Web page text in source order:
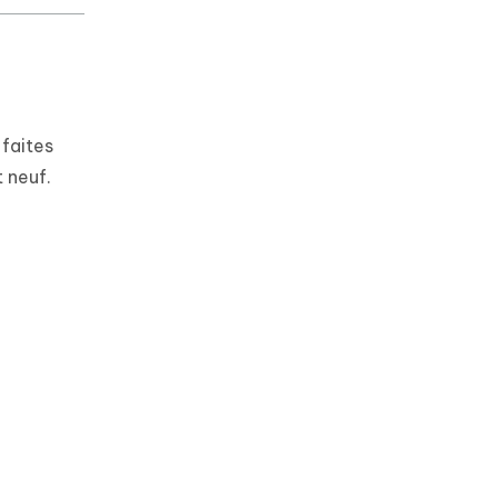
faites
neuf.